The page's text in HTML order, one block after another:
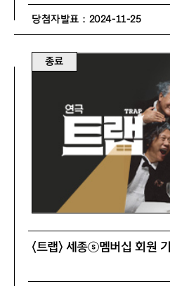
당첨자발표 : 2024-11-25
종료
〈트랩〉 세종ⓢ멤버십 회원